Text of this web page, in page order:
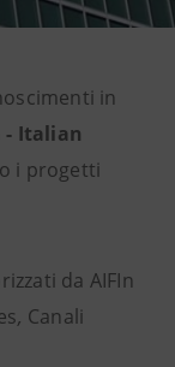
in
- Italian
i progetti
da AIFIn
, Canali